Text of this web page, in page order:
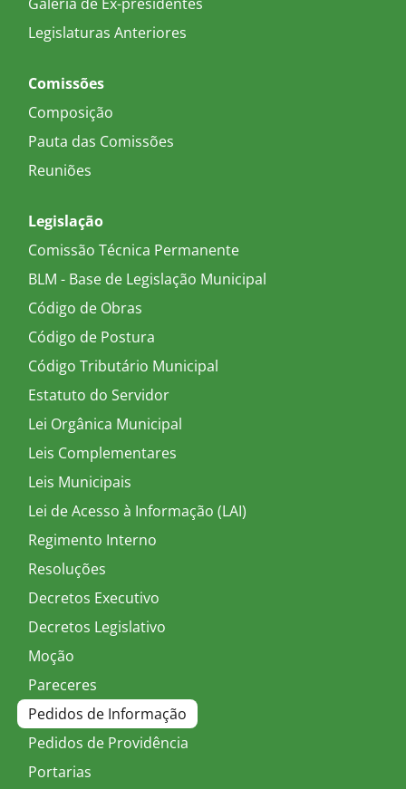
Legislaturas Anteriores
Comissões
Composição
Pauta das Comissões
Reuniões
Legislação
Comissão Técnica Permanente
BLM - Base de Legislação Municipal
Código de Obras
Código de Postura
Código Tributário Municipal
Estatuto do Servidor
Lei Orgânica Municipal
Leis Complementares
Leis Municipais
Lei de Acesso à Informação (LAI)
Regimento Interno
Resoluções
Decretos Executivo
Decretos Legislativo
Moção
Pareceres
Pedidos de Informação
Pedidos de Providência
Portarias